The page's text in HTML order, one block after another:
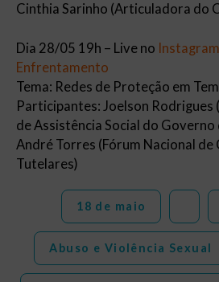
Cinthia Sarinho (Articuladora do
Dia 28/05 19h – Live no
Enfrentamento
Tema: Redes de Proteção em
Participantes: Joelson
de Assistência Social do Governo
André Torres (Fórum Nacional de
Tutelares)
18 de maio
Abuso e Violência Sexual